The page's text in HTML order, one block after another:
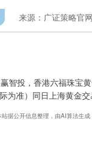
来源：广证策略官网
智投，香港六福珠宝
为准）同日上海黄金
站据公开信息整理，由AI算法生